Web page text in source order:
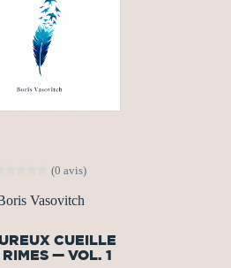
(0 avis)
Vasovitch
CUEILLE
RIMES — VOL. 1